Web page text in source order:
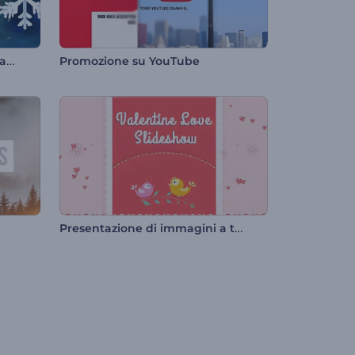
Introduzione agli auguri di Natale Promozione su YouTube
Presentazione di immagini a tema amore per San Valentino